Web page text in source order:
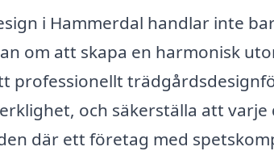
i Hammerdal handlar inte
om att skapa en harmonisk
professionellt
och säkerställa att
där ett företag med